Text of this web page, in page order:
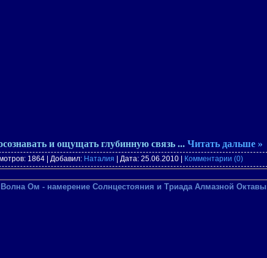
и ощущать глубинную связь ... Читать дальше »
1864 | Добавил: Наталия | Дата: 25.06.2010 | Комментарии (0)
Oм - намерение Солнцестояния и Триада Алмазной Октавы